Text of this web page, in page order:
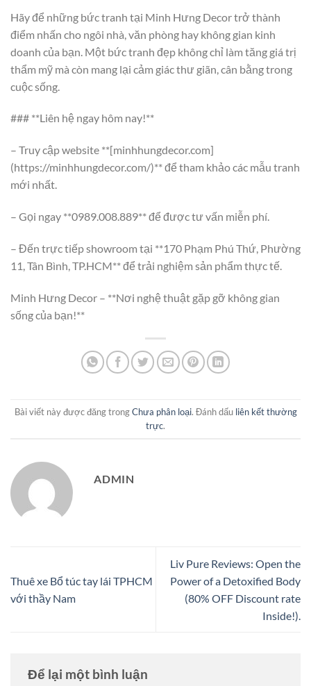
Hãy để những bức tranh tại Minh Hưng Decor trở thành
điểm nhấn cho ngôi nhà, văn phòng hay không gian kinh
doanh của bạn. Một bức tranh đẹp không chỉ làm tăng giá trị
thẩm mỹ mà còn mang lại cảm giác thư giãn, cân bằng trong
cuộc sống.
### **Liên hệ ngay hôm nay!**
– Truy cập website **[minhhungdecor.com]
(https://minhhungdecor.com/)** để tham khảo các mẫu tranh
mới nhất.
– Gọi ngay **0989.008.889** để được tư vấn miễn phí.
– Đến trực tiếp showroom tại **170 Phạm Phú Thứ, Phường
11, Tân Bình, TP.HCM** để trải nghiệm sản phẩm thực tế.
Minh Hưng Decor – **Nơi nghệ thuật gặp gỡ không gian
sống của bạn!**
Bài viết này được đăng trongChưa phân loại. Đánh dấu liên kết thường
trực.
ADMIN
Thuê xe Bổ túc tay lái TPHCM
với thầy Nam
Liv Pure Reviews: Open the
Power of a Detoxified Body
(80% OFF Discount rate
Inside!).
Để lại một bình luận